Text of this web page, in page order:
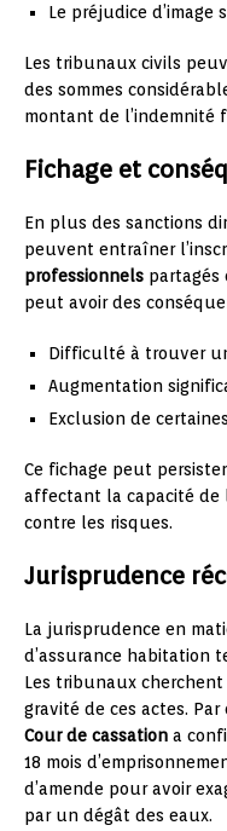
Le préjudice d’image
Les tribunaux civils
des sommes
montant de l’indemnité
Fichage et
En plus des sanctions
peuvent entraîner
professionnels partagés
peut avoir des
Difficulté à trouver
Augmentation
Exclusion de
Ce fichage peut
affectant la capacité de
contre les risques.
Jurisprudence
La jurisprudence en
d’assurance habitation
Les tribunaux
gravité de ces actes.
Cour de cassation a
18 mois
d’amende pour avoir
par un dégât des eaux.